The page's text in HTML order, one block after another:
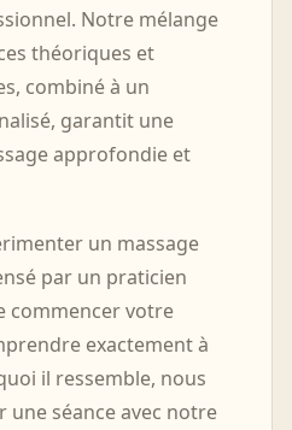
Notre mélange
théoriques et
combiné à un
garantit une
approfondie et
un massage
par un praticien
commencer votre
exactement à
il ressemble, nous
une séance avec notre